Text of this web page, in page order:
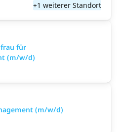
+1 weiterer Standort
für
(m/w/d)
(m/w/d)